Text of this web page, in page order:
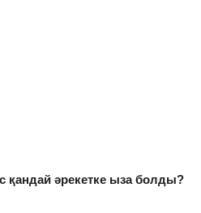
қандай әрекетке ыза болды?